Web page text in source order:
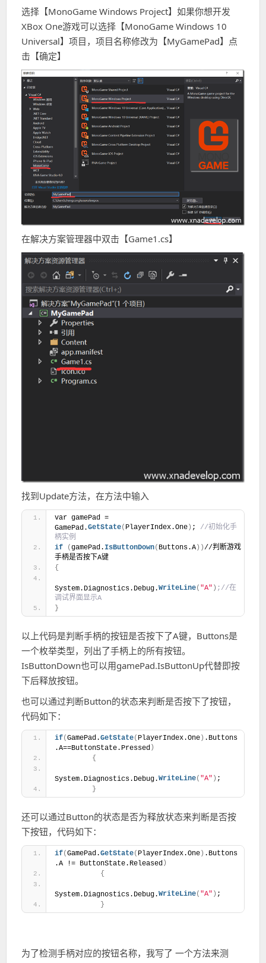
选择【MonoGame Windows Project】如果你想开发
XBox One游戏可以选择【MonoGame Windows 10
Universal】项目，项目名称修改为【MyGamePad】点
击【确定】
在解决方案管理器中双击【Game1.cs】
找到Update方法，在方法中输入
var gamePad =
GamePad.GetState( PlayerIndex.One ) ; //初始化手
柄实例
if (gamePad. IsButtonDown( Buttons.A ) )//判断游戏
手柄是否按下A键
{
System.Diagnostics.Debug.WriteLine( "A" ) ;//在
调试界面显示A
}
以上代码是判断手柄的按钮是否按下了A键，Buttons是
一个枚举类型，列出了手柄上的所有按钮。
IsButtonDown也可以用gamePad.IsButtonUp代替即按
下后释放按钮。
也可以通过判断Button的状态来判断是否按下了按钮，
代码如下：
if(GamePad.GetState( PlayerIndex.One ) .Buttons
.A==ButtonState.Pressed )
{
System.Diagnostics.Debug.WriteLine( "A" ) ;
}
还可以通过Button的状态是否为释放状态来判断是否按
下按钮，代码如下：
if(GamePad.GetState( PlayerIndex.One ) .Buttons
.A != ButtonState.Released )
{
System.Diagnostics.Debug.WriteLine( "A" ) ;
}
为了检测手柄对应的按钮名称，我写了 一个方法来测